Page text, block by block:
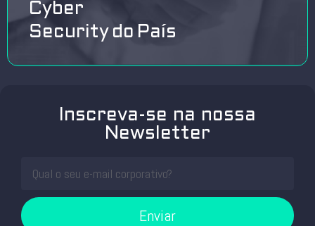
Cyber
Security do País
Inscreva-se na nossa
Newsletter
Enviar